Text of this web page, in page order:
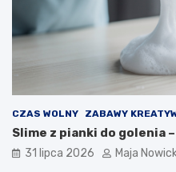
CZAS WOLNY ZABAWY
Slime z pianki do golenia
31 lipca 2026 Maja